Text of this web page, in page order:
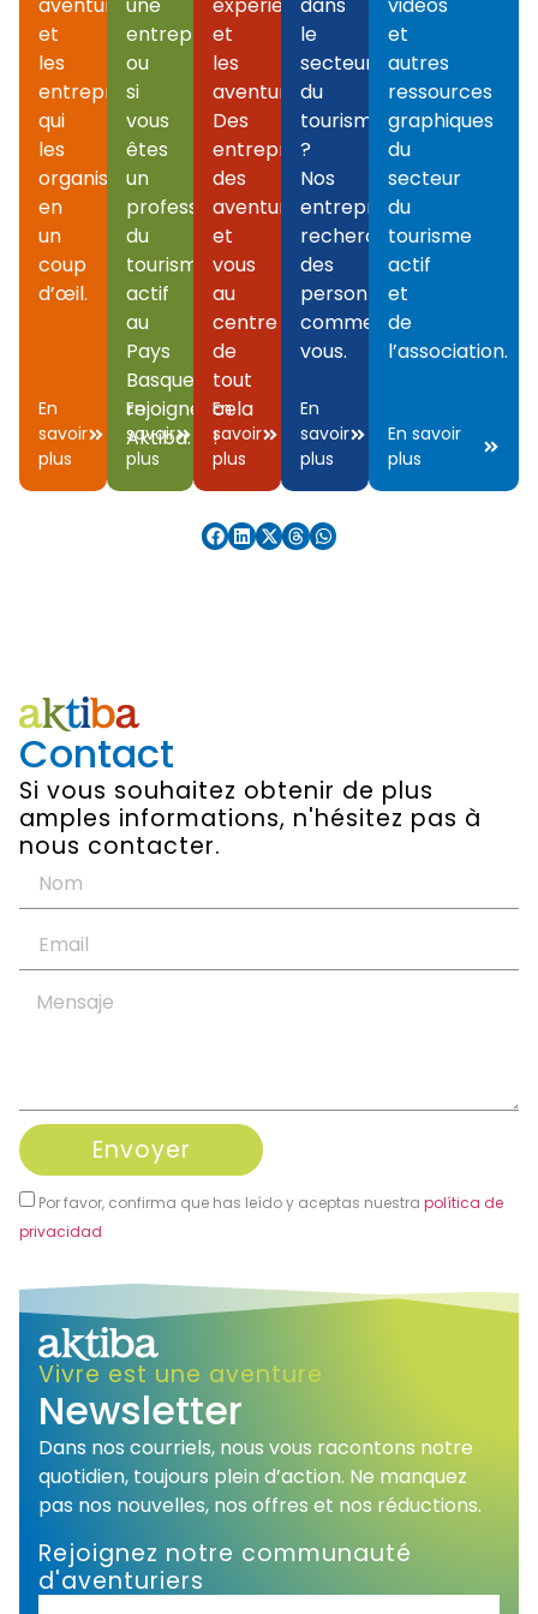
aventures
et
les
entreprises
qui
les
organisent
en
un
coup
d’œil.
En
savoir
plus
une
entreprise
ou
si
vous
êtes
un
professionnel
du
tourisme
actif
au
Pays
Basque,
rejoignez
Aktiba.
En
savoir
plus
expériences
et
les
aventures.
Des
entreprises,
des
aventures
et
vous
au
centre
de
tout
cela
!
En
savoir
plus
dans
le
secteur
du
tourisme
?
Nos
entreprises
recherchent
des
personnes
comme
vous.
En
savoir
plus
vidéos
et
autres
ressources
graphiques
du
secteur
du
tourisme
actif
et
de
l’association.
En savoir
plus
Vivre est une aventure
Newsletter
Dans nos courriels, nous vous racontons notre
quotidien, toujours plein d’action. Ne manquez
pas nos nouvelles, nos offres et nos réductions.
Rejoignez notre communauté
d'aventuriers
Contact
Si vous souhaitez obtenir de plus
amples informations, n'hésitez pas à
nous contacter.
Por favor, confirma que has leído y aceptas nuestra política de
privacidad
Envoyer